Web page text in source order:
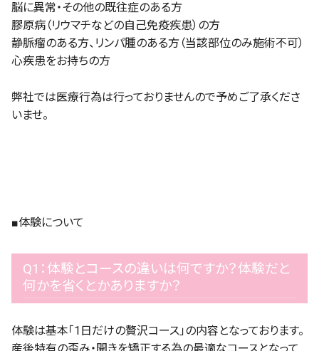
脳に異常・その他の既往症のある方
膠原病（リウマチなどの自己免疫疾患）の方
静脈瘤のある方、リンパ腫のある方（当該部位のみ施術不可）
心疾患をお持ちの方
弊社では医療行為は行っておりませんので予めご了承くださ
いませ。
■体験について
Q1：体験とコースの違いは何ですか？体験だと
何かを省くとかありますか？
体験は基本「1日だけの贅沢コース」の内容となっております。
産後特有の歪み・開きを矯正する為の最適なコースとなって